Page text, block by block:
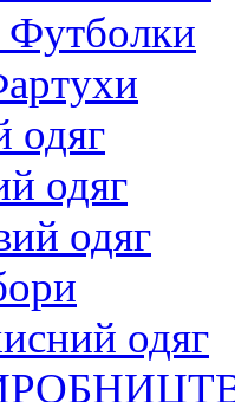
Футболки
одяг
одяг
одяг
одяг